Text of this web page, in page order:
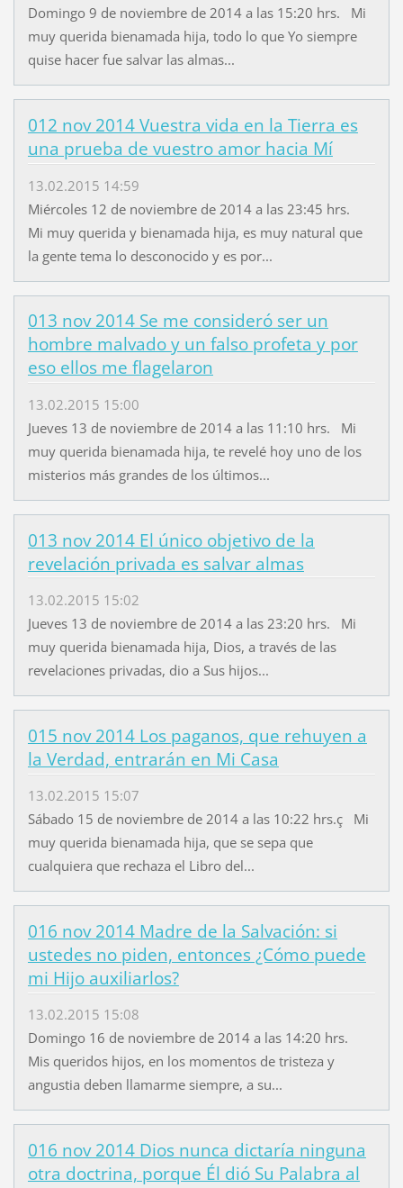
Domingo 9 de noviembre de 2014 a las 15:20 hrs. Mi
muy querida bienamada hija, todo lo que Yo siempre
quise hacer fue salvar las almas...
012 nov 2014 Vuestra vida en la Tierra es
una prueba de vuestro amor hacia Mí
13.02.2015 14:59
Miércoles 12 de noviembre de 2014 a las 23:45 hrs.
Mi muy querida y bienamada hija, es muy natural que
la gente tema lo desconocido y es por...
013 nov 2014 Se me consideró ser un
hombre malvado y un falso profeta y por
eso ellos me flagelaron
13.02.2015 15:00
Jueves 13 de noviembre de 2014 a las 11:10 hrs. Mi
muy querida bienamada hija, te revelé hoy uno de los
misterios más grandes de los últimos...
013 nov 2014 El único objetivo de la
revelación privada es salvar almas
13.02.2015 15:02
Jueves 13 de noviembre de 2014 a las 23:20 hrs. Mi
muy querida bienamada hija, Dios, a través de las
revelaciones privadas, dio a Sus hijos...
015 nov 2014 Los paganos, que rehuyen a
la Verdad, entrarán en Mi Casa
13.02.2015 15:07
Sábado 15 de noviembre de 2014 a las 10:22 hrs.ç Mi
muy querida bienamada hija, que se sepa que
cualquiera que rechaza el Libro del...
016 nov 2014 Madre de la Salvación: si
ustedes no piden, entonces ¿Cómo puede
mi Hijo auxiliarlos?
13.02.2015 15:08
Domingo 16 de noviembre de 2014 a las 14:20 hrs.
Mis queridos hijos, en los momentos de tristeza y
angustia deben llamarme siempre, a su...
016 nov 2014 Dios nunca dictaría ninguna
otra doctrina, porque Él dió Su Palabra al